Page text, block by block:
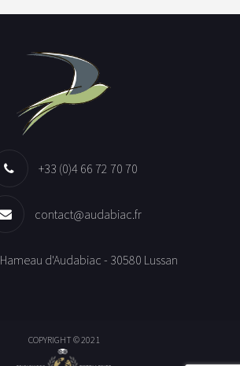
+33 (0)4 66 72 70 70
contact@audabiac.fr
Hameau d'Audabiac - 30580 Lussan
COPYRIGHT © 2021